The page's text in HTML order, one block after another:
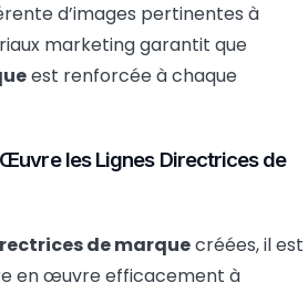
d’images pertinentes à
marketing garantit que
est renforcée à chaque
les Lignes Directrices de
de marquecréées, il est
en œuvre efficacement à